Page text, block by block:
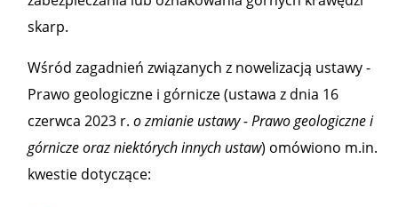
skarp.
Wśród zagadnień związanych z nowelizacją ustawy -
Prawo geologiczne i górnicze (ustawa z dnia 16
czerwca 2023 r. o zmianie ustawy - Prawo geologiczne i
górnicze oraz niektórych innych ustaw) omówiono m.in.
kwestie dotyczące: